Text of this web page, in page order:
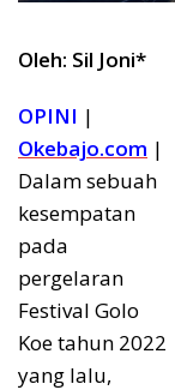
Oleh: Sil Joni*
OPINI |
Okebajo.com |
Dalam sebuah
kesempatan
pada
pergelaran
Festival Golo
Koe tahun 2022
yang lalu,